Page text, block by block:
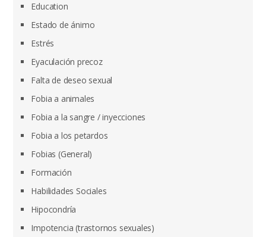
Education
Estado de ánimo
Estrés
Eyaculación precoz
Falta de deseo sexual
Fobia a animales
Fobia a la sangre / inyecciones
Fobia a los petardos
Fobias (General)
Formación
Habilidades Sociales
Hipocondría
Impotencia (trastornos sexuales)